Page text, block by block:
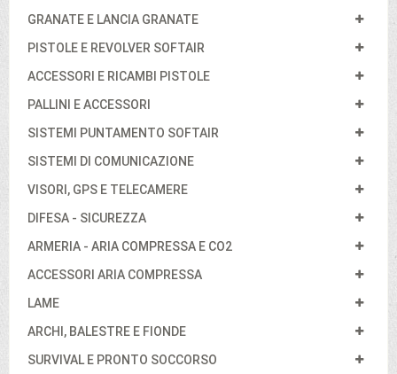
GRANATE E LANCIA GRANATE
PISTOLE E REVOLVER SOFTAIR
ACCESSORI E RICAMBI PISTOLE
PALLINI E ACCESSORI
SISTEMI PUNTAMENTO SOFTAIR
SISTEMI DI COMUNICAZIONE
VISORI, GPS E TELECAMERE
DIFESA - SICUREZZA
ARMERIA - ARIA COMPRESSA E CO2
ACCESSORI ARIA COMPRESSA
LAME
ARCHI, BALESTRE E FIONDE
SURVIVAL E PRONTO SOCCORSO